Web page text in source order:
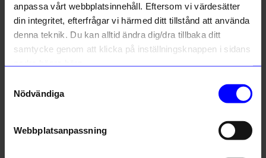
anpassa vårt webbplatsinnehåll. Eftersom vi värdesätter
din integritet, efterfrågar vi härmed ditt tillstånd att använda
denna teknik. Du kan alltid ändra dig/dra tillbaka ditt
samtycke genom att klicka på inställningsknappen i sidans
Nödvändiga
Webbplatsanpassning
Armband Rosetta Silver Armband Blanca 19 cm silver